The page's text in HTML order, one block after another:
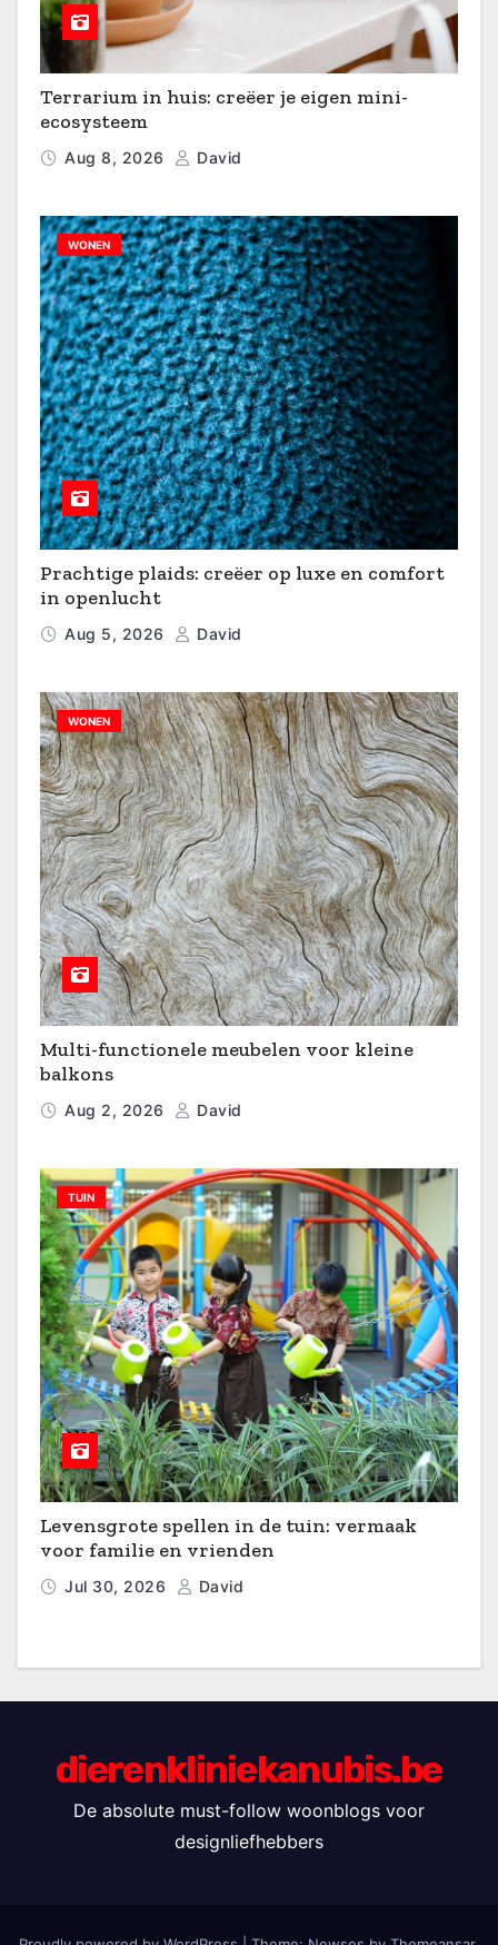
Terrarium in huis: creëer je eigen mini-
ecosysteem
Aug 8, 2026 David
WONEN
Prachtige plaids: creëer op luxe en comfort
in openlucht
Aug 5, 2026 David
WONEN
Multi-functionele meubelen voor kleine
balkons
Aug 2, 2026 David
TUIN
Levensgrote spellen in de tuin: vermaak
voor familie en vrienden
Jul 30, 2026 David
dierenkliniekanubis.be
De absolute must-follow woonblogs voor
designliefhebbers